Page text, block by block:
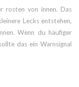
rosten von innen. Das
Lecks entstehen,
Wenn du häufiger
das ein Warnsignal